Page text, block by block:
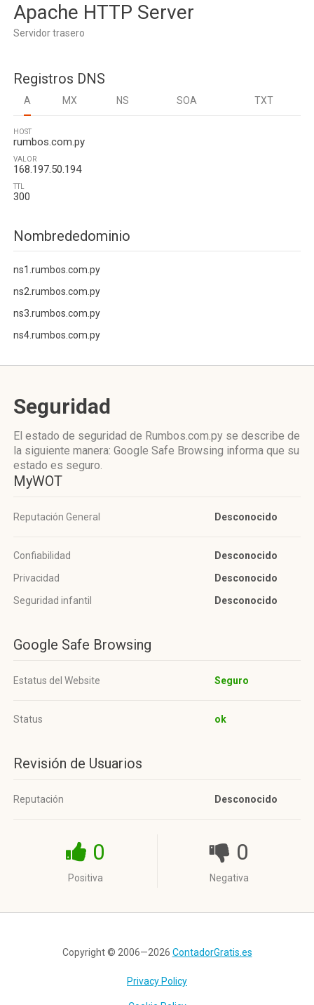
Apache HTTP Server
Servidor trasero
Registros DNS
A MX NS SOA TXT
HOST
rumbos.com.py
VALOR
168.197.50.194
TTL
300
Nombrededominio
ns1.rumbos.com.py
ns2.rumbos.com.py
ns3.rumbos.com.py
ns4.rumbos.com.py
Seguridad
El estado de seguridad de Rumbos.com.py se describe de
la siguiente manera: Google Safe Browsing informa que su
estado es seguro.
MyWOT
Reputación General Desconocido
Confiabilidad
Desconocido
Privacidad
Desconocido
Seguridad infantil
Desconocido
Google Safe Browsing
Estatus del Website Seguro
Status ok
Revisión de Usuarios
Reputación Desconocido
0
Positiva
0
Negativa
Copyright © 2006—2026 ContadorGratis.es
Privacy Policy